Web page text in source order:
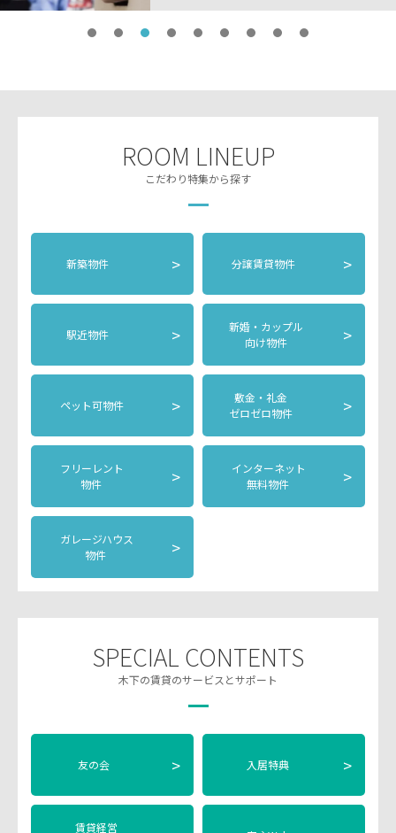
ROOM LINEUP
こだわり特集から探す
新築物件 > 分譲賃貸物件 >
駅近物件 >
新婚・カップル
向け物件
>
ペット可物件 >
敷金・礼金
ゼロゼロ物件
>
フリーレント
物件
>
インターネット
無料物件
>
ガレージハウス
物件
>
SPECIAL CONTENTS
木下の賃貸のサービスとサポート
友の会 > 入居特典 >
賃貸経営